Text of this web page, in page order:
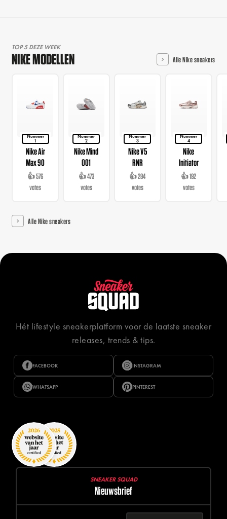
TOP 5 DEZE WEEK
NIKE MODELLEN Alle Nike sneakers
Nummer
1
Nike Air
Max 90
👍 576
votes
Nummer
2
Nike Mind
001
👍 473
votes
Nummer
3
Nike V5
RNR
👍 284
votes
Nummer
4
Nike
Initiator
👍 192
votes
Alle Nike sneakers
Hét lifestyle sneakerplatform voor de laatste sneaker
releases, trends & tips.
FACEBOOK INSTAGRAM
WHATSAPP PINTEREST
SNEAKER SQUAD
Nieuwsbrief